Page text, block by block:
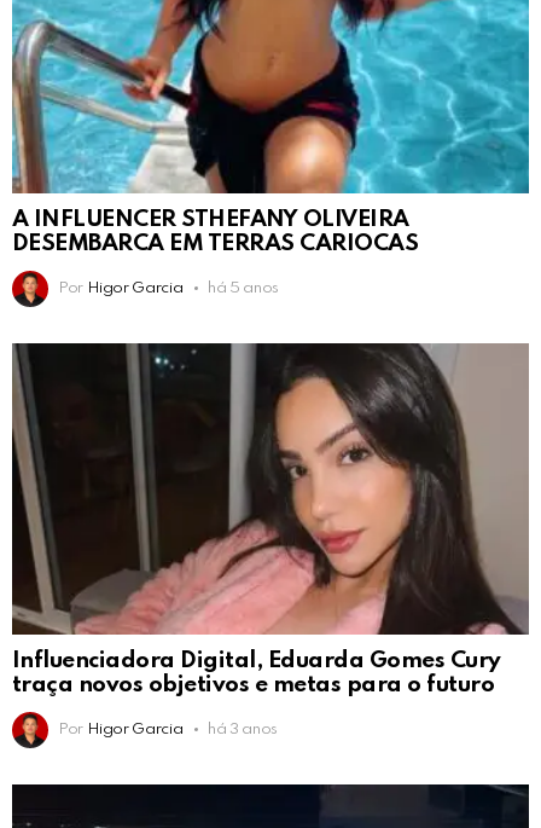
A INFLUENCER STHEFANY OLIVEIRA
DESEMBARCA EM TERRAS CARIOCAS
Por Higor Garcia há 5 anos
Influenciadora Digital, Eduarda Gomes Cury
traça novos objetivos e metas para o futuro
Por Higor Garcia há 3 anos